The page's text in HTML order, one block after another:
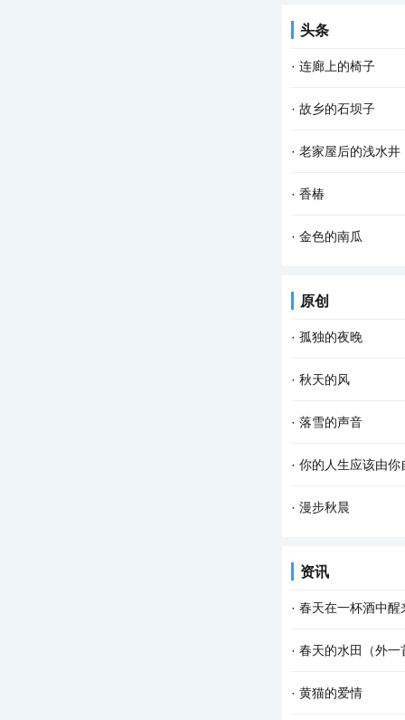
头条
· 连廊上的椅子
在家具中我偏爱椅
椅子就更想拥有；
· 故乡的石坝子
说起坝子，在云贵
灰或者水泥铺在泥
· 老家屋后的浅水井
每次回到山圪崂里
那眼神，平淡而落
· 香椿
晚饭。 夫人上席，
· 金色的南瓜
原创
· 孤独的夜晚
这个夜晚我又孤独
我仿佛看见了 依稀
· 秋天的风
秋天的风 相对于夏
寥 秋天的风宛如一
· 落雪的声音
雪花把诗歌写给冬
的田野自由自在地
· 你的人生应该由你
看过一段话：“这个
· 漫步秋晨
资讯
· 春天在一杯酒中醒
杯斟满，等一场空
弹琴的人 风在弦上
· 春天的水田（外一
春天的水田里， 禾
· 黄猫的爱情